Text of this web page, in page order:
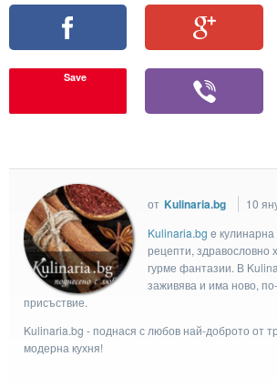
Save
от Kulinaria.bg
10
Kulinaria.bg e
рецепти, здравословно
гурме фантазии. В
заживява и има ново,
присъствие.
Kulinaria.bg - поднася с любов най-доброто от
модерна кухня!